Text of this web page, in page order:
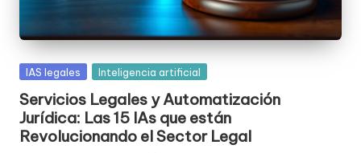
Posted
IAS legales Inteligencia artificial
Servicios Legales y Automatización
Jurídica: Las 15 IAs que están
Revolucionando el Sector Legal